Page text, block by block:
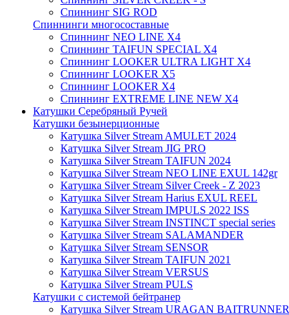
Спиннинг SIG ROD
Спиннинги многосоставные
Спиннинг NEO LINE X4
Спиннинг TAIFUN SPECIAL X4
Спиннинг LOOKER ULTRA LIGHT X4
Спиннинг LOOKER X5
Спиннинг LOOKER X4
Спиннинг EXTREME LINE NEW X4
Катушки Серебряный Ручей
Катушки безынерционные
Катушка Silver Stream AMULET 2024
Катушка Silver Stream JIG PRO
Катушка Silver Stream TAIFUN 2024
Катушка Silver Stream NEO LINE EXUL 142gr
Катушка Silver Stream Silver Creek - Z 2023
Катушка Silver Stream Harius EXUL REEL
Катушка Silver Stream IMPULS 2022 ISS
Катушка Silver Stream INSTINCT special series
Катушка Silver Stream SALAMANDER
Катушка Silver Stream SENSOR
Катушка Silver Stream TAIFUN 2021
Катушка Silver Stream VERSUS
Катушка Silver Stream PULS
Катушки с системой бейтранер
Катушка Silver Stream URAGAN BAITRUNNER